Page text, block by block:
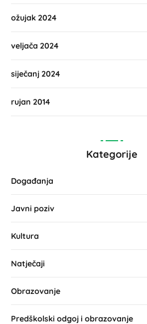
ožujak 2024
veljača 2024
siječanj 2024
rujan 2014
Kategorije
Događanja
Javni poziv
Kultura
Natječaji
Obrazovanje
Predškolski odgoj i obrazovanje